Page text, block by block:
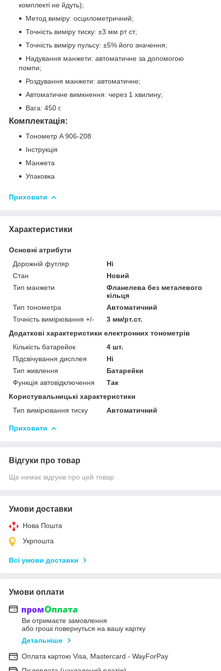
комплекті не йдуть);
Метод виміру: осцилометричний;
Точність виміру тиску: ±3 мм рт ст;
Точність виміру пульсу: ±5% його значення;
Надування манжети: автоматичне за допомогою
помпи;
Роздування манжети: автоматичне;
Автоматичне вимкнення: через 1 хвилину;
Вага: 450 г.
Комплектація:
Тонометр A 906-208
Інструкція
Манжета
Упаковка
Приховати
Характеристики
Основні атрибути
Дорожній футляр
Ні
Стан
Новий
Тип манжети
Фланелева без металевого
кільця
Тип тонометра
Автоматичний
Точність вимірювання +/-
3 мм/рт.ст.
Додаткові характеристики електронних тонометрів
Кількість батарейок
4 шт.
Підсвічування дисплея
Ні
Тип живлення
Батарейки
Функція автовідключення
Так
Користувальницькі характеристики
Тип вимірювання тиску
Автоматичний
Приховати
Відгуки про товар
Ще немає відгуків про цей товар
Умови доставки
Нова Пошта
Укрпошта
Всі умови доставки
Умови оплати
Ви отримаєте замовлення
або гроші повернуться на вашу картку
Детальніше
Оплата картою Visa, Mastercard - WayForPay